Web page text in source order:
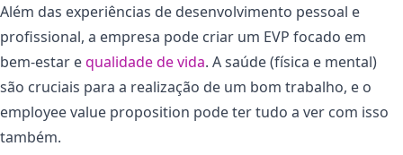
Além das experiências de desenvolvimento pessoal e
profissional, a empresa pode criar um EVP focado em
bem-estar equalidade de vida. A saúde (física e mental)
são cruciais para a realização de um bom trabalho, e o
employee value proposition pode ter tudo a ver com isso
também.